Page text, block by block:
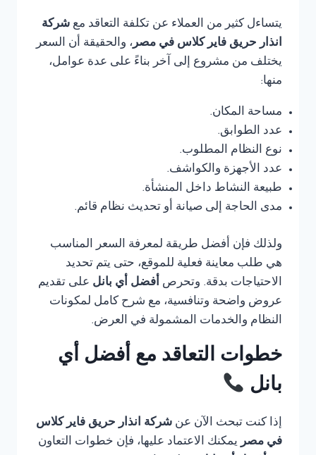
يتساءل كثير من العملاء عن تكلفة التعاقد مع شركة
انذار حريق فاير كلاس في مصر، والحقيقة أن السعر
يختلف من مشروع إلى آخر بناءً على عدة عوامل،
منها:
مساحة المكان.
عدد الطوابق.
نوع النظام المطلوب.
عدد الأجهزة والكواشف.
طبيعة النشاط داخل المنشأة.
مدى الحاجة إلى صيانة أو تحديث نظام قائم.
ولذلك فإن أفضل طريقة لمعرفة السعر المناسب
هي طلب معاينة فعلية للموقع، حتى يتم تحديد
الاحتياجات بدقة. وتحرص أفضل أي بانل على تقديم
عروض واضحة وتنافسية، مع شرح كامل لمكونات
النظام والخدمات المشمولة في العرض.
خطوات التعاقد مع أفضل أي
بانل
إذا كنت تبحث الآن عن شركة انذار حريق فاير كلاس
في مصر يمكنك الاعتماد عليها، فإن خطوات التعاون